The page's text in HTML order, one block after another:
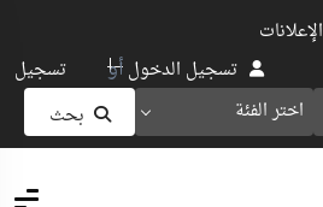
اختر الفئة بحث
تسجيل الدخولأو تسجيل